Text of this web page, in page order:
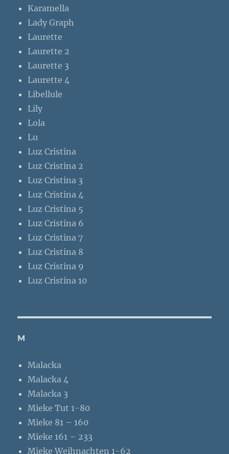
Karamella
Lady Graph
Laurette
Laurette 2
Laurette 3
Laurette 4
Libellule
Lily
Lola
Lu
Luz Cristina
Luz Cristina 2
Luz Cristina 3
Luz Cristina 4
Luz Cristina 5
Luz Cristina 6
Luz Cristina 7
Luz Cristina 8
Luz Cristina 9
Luz Cristina 10
M
Malacka
Malacka 4
Malacka 3
Mieke Tut 1-80
Mieke 81 – 160
Mieke 161 – 233
Mieke Weihnachten 1-62